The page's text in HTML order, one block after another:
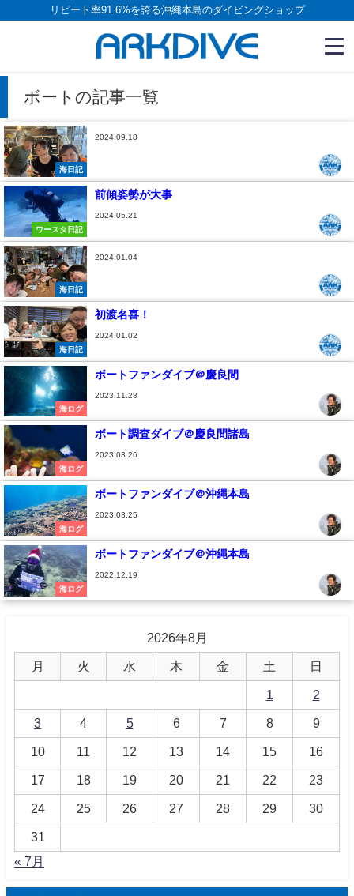
リピート率91.6%を誇る沖縄本島のダイビングショップ
ボートの記事一覧
海日記
2024.09.18
ワースタ日記
前傾姿勢が大事
2024.05.21
海日記
2024.01.04
海日記
初渡名喜！
2024.01.02
海ログ
ボートファンダイブ＠慶良間
2023.11.28
海ログ
ボート調査ダイブ＠慶良間諸島
2023.03.26
海ログ
ボートファンダイブ＠沖縄本島
2023.03.25
海ログ
ボートファンダイブ＠沖縄本島
2022.12.19
2026年8月
月 火 水 木 金 土 日
1 2
3 4 5 6 7 8 9
10 11 12 13 14 15 16
17 18 19 20 21 22 23
24 25 26 27 28 29 30
31
« 7月